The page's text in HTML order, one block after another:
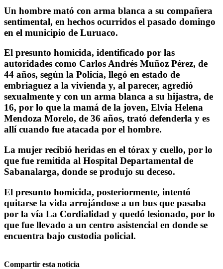
Un hombre mató con arma blanca a su compañera
sentimental, en hechos ocurridos el pasado domingo
en el municipio de Luruaco.
El presunto homicida, identificado por las
autoridades como Carlos Andrés Muñoz Pérez, de
44 años, según la Policía, llegó en estado de
embriaguez a la vivienda y, al parecer, agredió
sexualmente y con un arma blanca a su hijastra, de
16, por lo que la mamá de la joven, Elvia Helena
Mendoza Morelo, de 36 años, trató defenderla y es
allí cuando fue atacada por el hombre.
La mujer recibió heridas en el tórax y cuello, por lo
que fue remitida al Hospital Departamental de
Sabanalarga, donde se produjo su deceso.
El presunto homicida, posteriormente, intentó
quitarse la vida arrojándose a un bus que pasaba
por la vía La Cordialidad y quedó lesionado, por lo
que fue llevado a un centro asistencial en donde se
encuentra bajo custodia policial.
Compartir esta noticia